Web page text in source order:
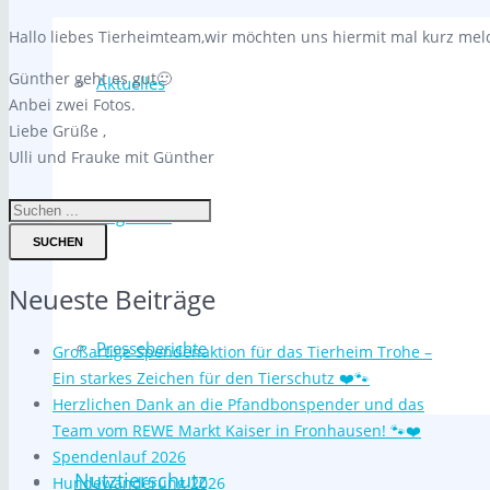
Aktuelles
Allgemein
Presseberichte
Nutztierschutz
Hallo liebes Tierheimteam,wir möchten uns hiermit mal kurz
Günther geht es gut🙂
Anbei zwei Fotos.
Liebe Grüße ,
Ulli und Frauke mit Günther
SUCHEN
Neueste Beiträge
Großartige Spendenaktion für das Tierheim Trohe –
Ein starkes Zeichen für den Tierschutz ❤️🐾
Herzlichen Dank an die Pfandbonspender und das
Team vom REWE Markt Kaiser in Fronhausen! 🐾❤️
Spendenlauf 2026
Hundewanderung 2026